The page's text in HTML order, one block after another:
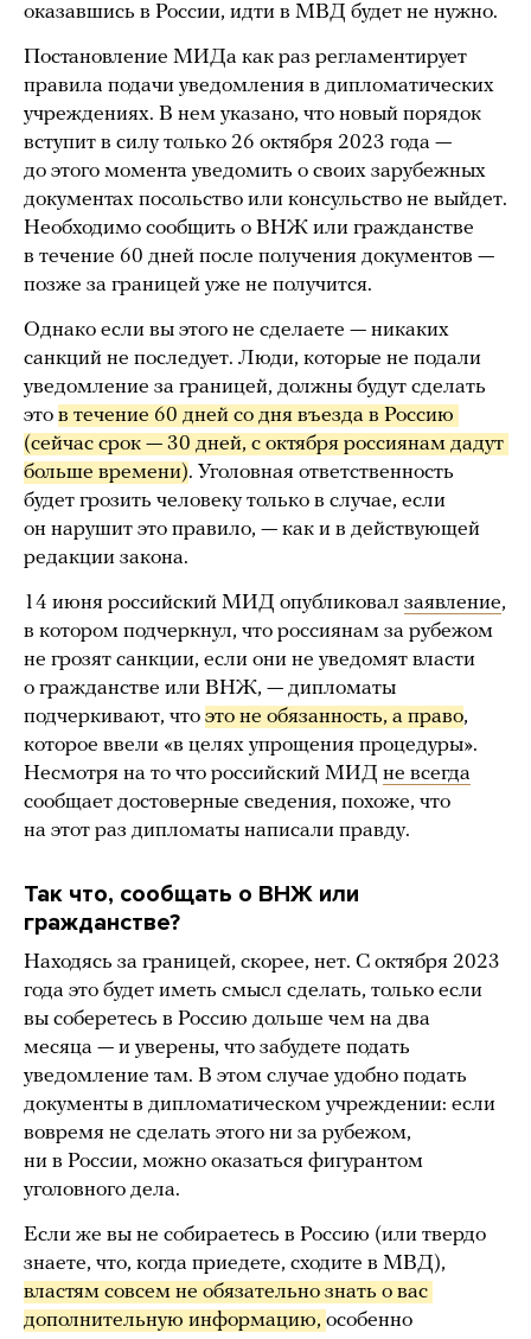
оказавшись в России, идти в МВД будет не нужно.
Постановление МИДа как раз регламентирует
правила подачи уведомления в дипломатических
учреждениях. В нем указано, что новый порядок
вступит в силу только 26 октября 2023 года —
до этого момента уведомить о своих зарубежных
документах посольство или консульство не выйдет.
Необходимо сообщить о ВНЖ или гражданстве
в течение 60 дней после получения документов —
позже за границей уже не получится.
Однако если вы этого не сделаете — никаких
санкций не последует. Люди, которые не подали
уведомление за границей, должны будут сделать
это в течение 60 дней со дня въезда в Россию
(сейчас срок — 30 дней, с октября россиянам дадут
больше времени). Уголовная ответственность
будет грозить человеку только в случае, если
он нарушит это правило, — как и в действующей
редакции закона.
14 июня российский МИД опубликовал заявление,
в котором подчеркнул, что россиянам за рубежом
не грозят санкции, если они не уведомят власти
о гражданстве или ВНЖ, — дипломаты
подчеркивают, что это не обязанность, а право,
которое ввели «в целях упрощения процедуры».
Несмотря на то что российский МИД не всегда
сообщает достоверные сведения, похоже, что
на этот раз дипломаты написали правду.
Так что, сообщать о ВНЖ или
гражданстве?
Находясь за границей, скорее, нет. С октября 2023
года это будет иметь смысл сделать, только если
вы соберетесь в Россию дольше чем на два
месяца — и уверены, что забудете подать
уведомление там. В этом случае удобно подать
документы в дипломатическом учреждении: если
вовремя не сделать этого ни за рубежом,
ни в России, можно оказаться фигурантом
уголовного дела.
Если же вы не собираетесь в Россию (или твердо
знаете, что, когда приедете, сходите в МВД),
властям совсем не обязательно знать о вас
дополнительную информацию, особенно